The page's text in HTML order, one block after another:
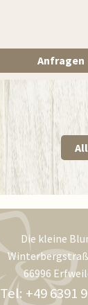
Anfragen
Die kleine
66996
Tel: +49 6391